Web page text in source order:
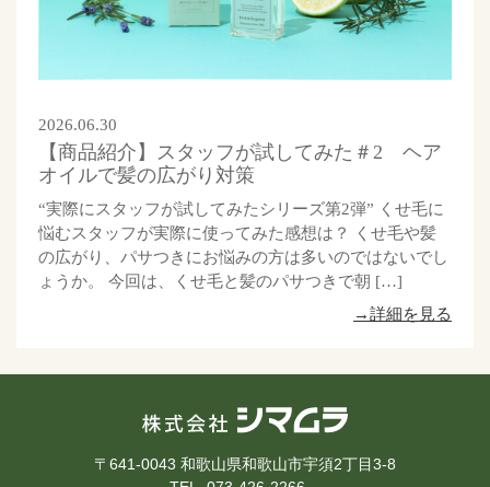
2026.06.30
【商品紹介】スタッフが試してみた＃2 ヘア
オイルで髪の広がり対策
“実際にスタッフが試してみたシリーズ第2弾” くせ毛に
悩むスタッフが実際に使ってみた感想は？ くせ毛や髪
の広がり、パサつきにお悩みの方は多いのではないでし
ょうか。 今回は、くせ毛と髪のパサつきで朝 […]
→詳細を見る
〒641-0043 和歌山県和歌山市宇須2丁目3-8